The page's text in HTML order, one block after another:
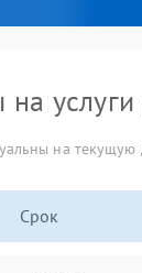
на текущую
Срок